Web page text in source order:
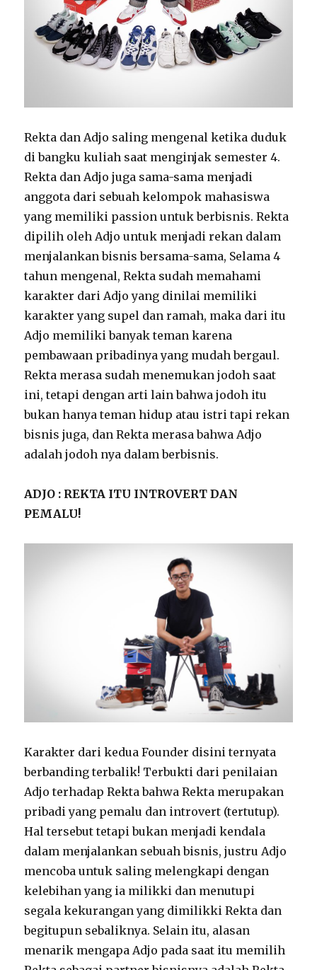
Rekta dan Adjo saling mengenal ketika duduk
di bangku kuliah saat menginjak semester 4.
Rekta dan Adjo juga sama-sama menjadi
anggota dari sebuah kelompok mahasiswa
yang memiliki passion untuk berbisnis. Rekta
dipilih oleh Adjo untuk menjadi rekan dalam
menjalankan bisnis bersama-sama, Selama 4
tahun mengenal, Rekta sudah memahami
karakter dari Adjo yang dinilai memiliki
karakter yang supel dan ramah, maka dari itu
Adjo memiliki banyak teman karena
pembawaan pribadinya yang mudah bergaul.
Rekta merasa sudah menemukan jodoh saat
ini, tetapi dengan arti lain bahwa jodoh itu
bukan hanya teman hidup atau istri tapi rekan
bisnis juga, dan Rekta merasa bahwa Adjo
adalah jodoh nya dalam berbisnis.
ADJO : REKTA ITU INTROVERT DAN
PEMALU!
Karakter dari kedua Founder disini ternyata
berbanding terbalik! Terbukti dari penilaian
Adjo terhadap Rekta bahwa Rekta merupakan
pribadi yang pemalu dan introvert (tertutup).
Hal tersebut tetapi bukan menjadi kendala
dalam menjalankan sebuah bisnis, justru Adjo
mencoba untuk saling melengkapi dengan
kelebihan yang ia milikki dan menutupi
segala kekurangan yang dimilikki Rekta dan
begitupun sebaliknya. Selain itu, alasan
menarik mengapa Adjo pada saat itu memilih